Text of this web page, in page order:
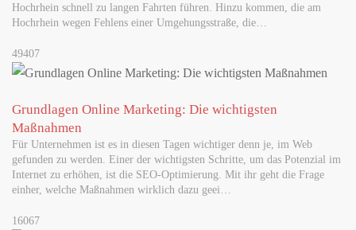
Hochrhein schnell zu langen Fahrten führen. Hinzu kommen, die am
Hochrhein wegen Fehlens einer Umgehungsstraße, die…
49407
Grundlagen Online Marketing: Die wichtigsten
Maßnahmen
Für Unternehmen ist es in diesen Tagen wichtiger denn je, im Web
gefunden zu werden. Einer der wichtigsten Schritte, um das Potenzial im
Internet zu erhöhen, ist die SEO-Optimierung. Mit ihr geht die Frage
einher, welche Maßnahmen wirklich dazu geei…
16067